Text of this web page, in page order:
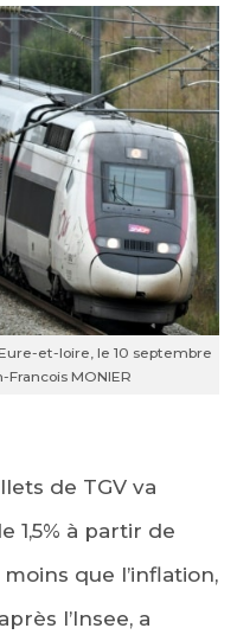
et-loire, le 10 septembre
MONIER
de TGV va
1,5% à partir de
que l’inflation,
l’Insee, a